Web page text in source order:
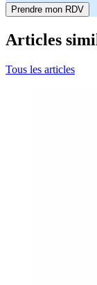
Prendre mon RDV
Articles
Tous les articles